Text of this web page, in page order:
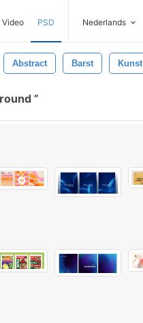
Video PSD Nederlands
Abstract Barst Kunst